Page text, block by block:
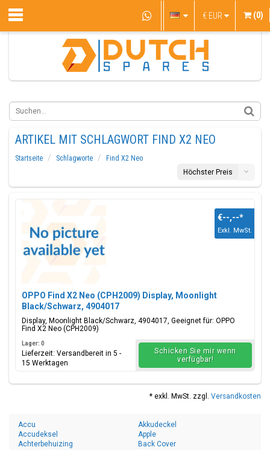
€ EUR (0)
ARTIKEL MIT SCHLAGWORT FIND X2 NEO
Startseite Schlagworte
Find X2 Neo
Höchster Preis
OPPO Find X2 Neo (CPH2009) Display, Moonlight
Black/Schwarz, 4904017
Display, Moonlight Black/Schwarz, 4904017, Geeignet für: OPPO
Find X2 Neo (CPH2009)
€--,--*
Exkl. MwSt.
Lager: 0
Lieferzeit: Versandbereit in 5 -
15 Werktagen
Schicken Sie mir wenn
verfügbar!
* exkl. MwSt. zzgl. Versandkosten
Accu
Accudeksel
Achterbehuizing
Akkudeckel
Apple
Back Cover